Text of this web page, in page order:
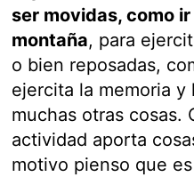
ser movidas, como
montaña, para
o bien reposadas,
ejercita la memoria
muchas otras cosas.
actividad aporta
motivo pienso que